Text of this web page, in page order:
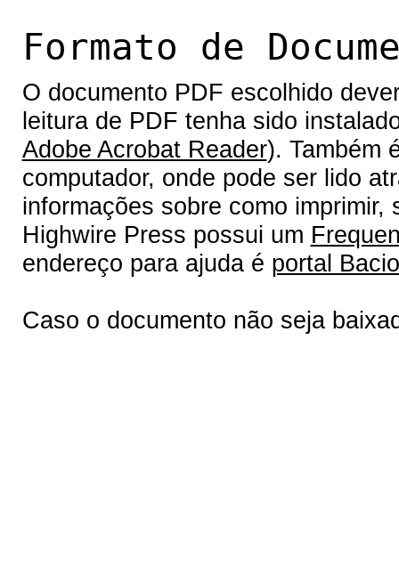
Formato de
O documento PDF escolhido
leitura de PDF tenha sido
Adobe Acrobat Reader). Também
computador, onde pode ser lido
informações sobre como
Highwire Press possui um
endereço para ajuda é portal
Caso o documento não seja